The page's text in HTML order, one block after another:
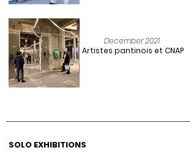
December2021
Artistes pantinois et CNAP
SOLO EXHIBITIONS